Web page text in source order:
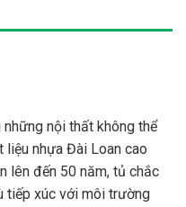
nội thất không thể
liệu nhựa Đài Loan cao
lên đến 50 năm, tủ chắc
tiếp xúc với môi trường